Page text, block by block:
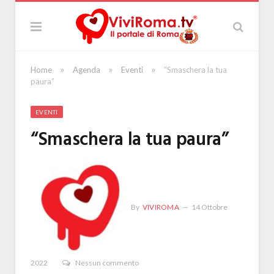
Home » Agenda » Eventi »
“Smaschera la tua
paura”
EVENTI
“Smaschera la tua paura”
By VIVIROMA 14 Ottobre
2022 Nessun commento